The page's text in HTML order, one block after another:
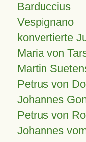
Vespignano
konvertierte
Maria von
Martin
Petrus von
Johannes
Petrus von
Johannes